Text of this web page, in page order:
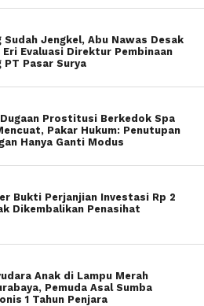
Sudah Jengkel, Abu Nawas Desak
Eri Evaluasi Direktur Pembinaan
PT Pasar Surya
Prostitusi Berkedok Spa
Pakar Hukum: Penutupan
Hanya Ganti Modus
Bukti Perjanjian Investasi Rp 2
Dikembalikan Penasihat
Anak di Lampu Merah
Pemuda Asal Sumba
1 Tahun Penjara